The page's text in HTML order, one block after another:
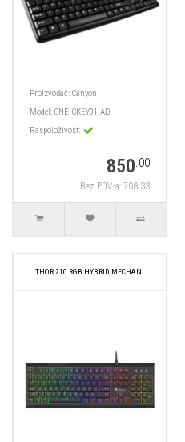
Proizvođač: Canyon
Model: CNE-CKEY01-AD
Raspoloživost:
850.00
Bez PDV-a: 708.33
THOR 210 RGB HYBRID MECHANI